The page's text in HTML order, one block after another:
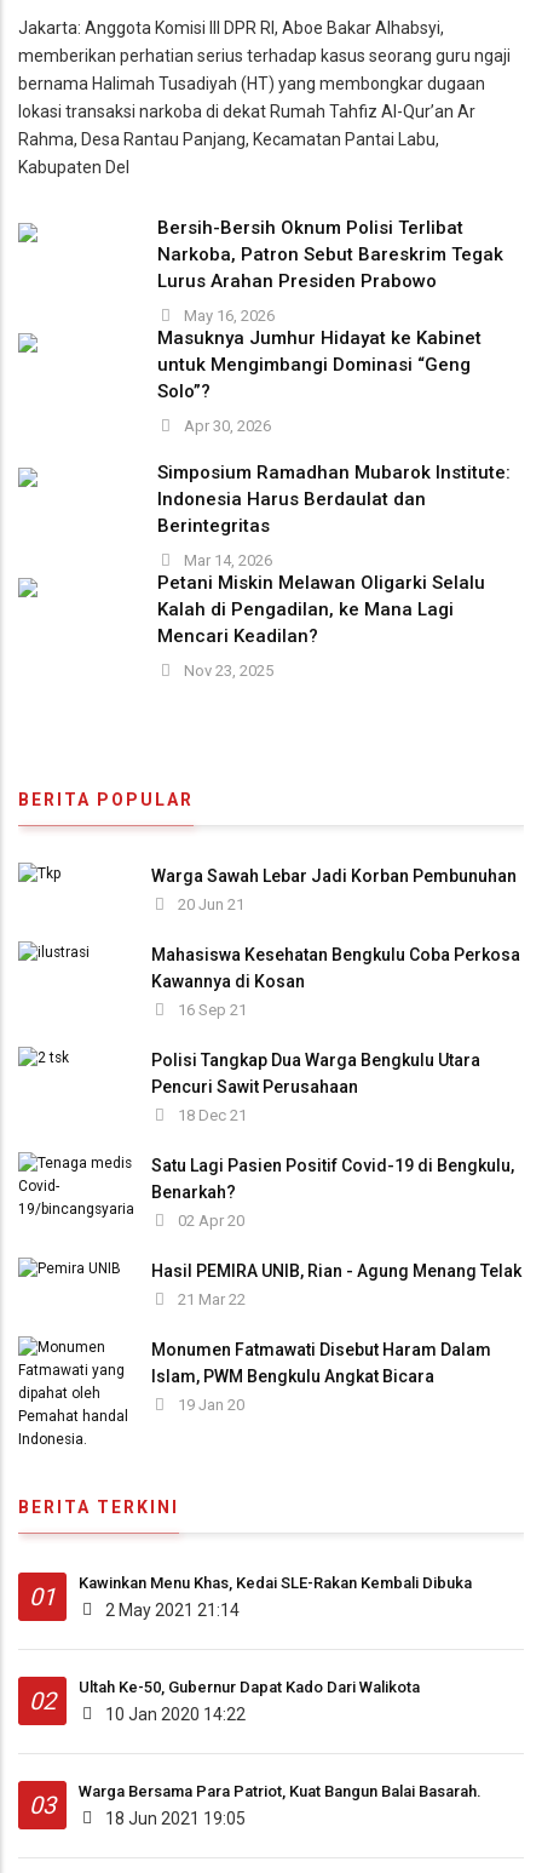
Jakarta: Anggota Komisi III DPR RI, Aboe Bakar Alhabsyi,
memberikan perhatian serius terhadap kasus seorang guru ngaji
bernama Halimah Tusadiyah (HT) yang membongkar dugaan
lokasi transaksi narkoba di dekat Rumah Tahfiz Al-Qur’an Ar
Rahma, Desa Rantau Panjang, Kecamatan Pantai Labu,
Kabupaten Del
Bersih-Bersih Oknum Polisi Terlibat
Narkoba, Patron Sebut Bareskrim Tegak
Lurus Arahan Presiden Prabowo
May 16, 2026
Masuknya Jumhur Hidayat ke Kabinet
untuk Mengimbangi Dominasi “Geng
Solo”?
Apr 30, 2026
Simposium Ramadhan Mubarok Institute:
Indonesia Harus Berdaulat dan
Berintegritas
Mar 14, 2026
Petani Miskin Melawan Oligarki Selalu
Kalah di Pengadilan, ke Mana Lagi
Mencari Keadilan?
Nov 23, 2025
BERITA POPULAR
Warga Sawah Lebar Jadi Korban Pembunuhan
20 Jun 21
Mahasiswa Kesehatan Bengkulu Coba Perkosa
Kawannya di Kosan
16 Sep 21
Polisi Tangkap Dua Warga Bengkulu Utara
Pencuri Sawit Perusahaan
18 Dec 21
Satu Lagi Pasien Positif Covid-19 di Bengkulu,
Benarkah?
02 Apr 20
Hasil PEMIRA UNIB, Rian - Agung Menang Telak
21 Mar 22
Monumen Fatmawati Disebut Haram Dalam
Islam, PWM Bengkulu Angkat Bicara
19 Jan 20
BERITA TERKINI
01 Kawinkan Menu Khas, Kedai SLE-Rakan Kembali Dibuka
2 May 2021 21:14
02 Ultah Ke-50, Gubernur Dapat Kado Dari Walikota
10 Jan 2020 14:22
03 Warga Bersama Para Patriot, Kuat Bangun Balai Basarah.
18 Jun 2021 19:05